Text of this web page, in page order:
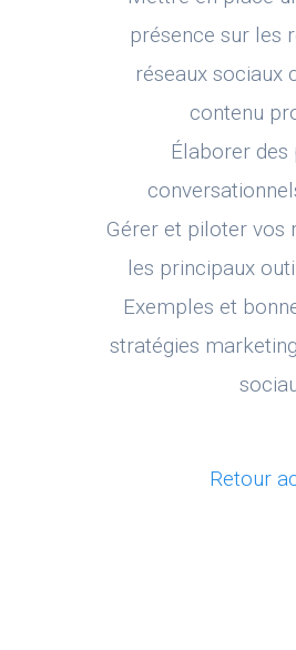
présence sur les
réseaux sociaux
contenu
Élaborer des
Gérer et piloter vos
les principaux
Exemples et
stratégies
Retour